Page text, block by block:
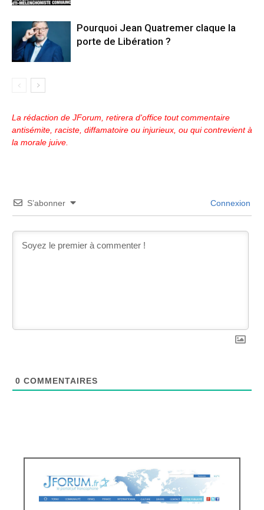
Pourquoi Jean Quatremer claque la
porte de Libération ?
La rédaction de JForum, retirera d'office tout commentaire
antisémite, raciste, diffamatoire ou injurieux, ou qui contrevient à
la morale juive.
S’abonner Connexion
0 COMMENTAIRES